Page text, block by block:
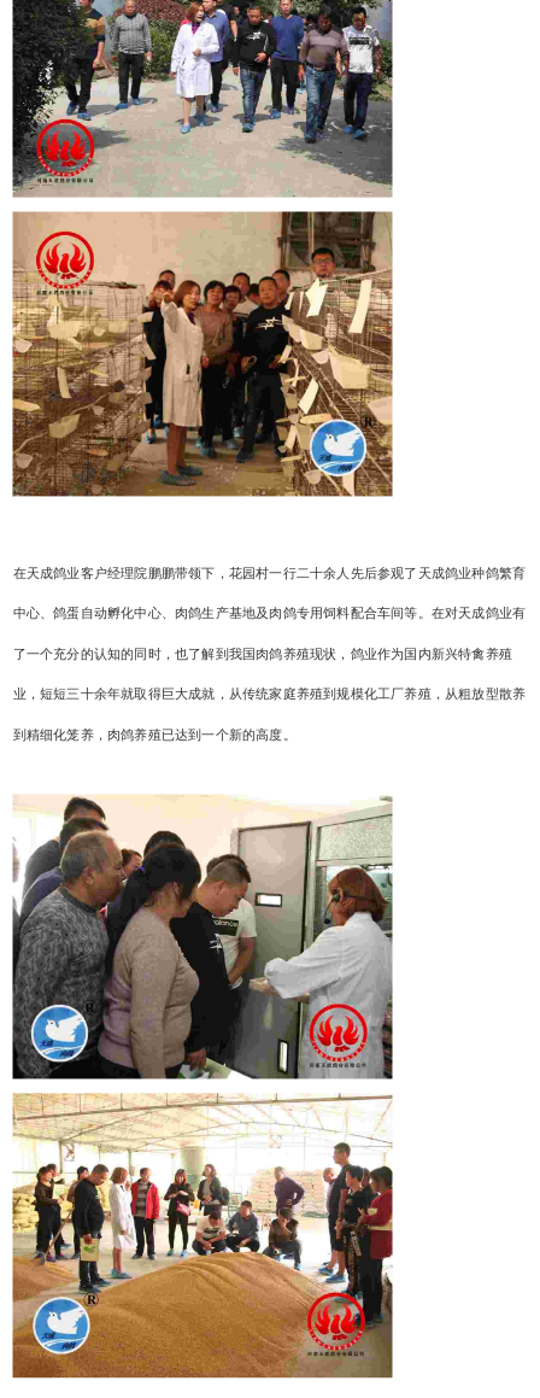
在天成鸽业客户经理院鹏鹏带领下，花园村一行二十余人先后参观了天成鸽业种鸽繁育
中心、鸽蛋自动孵化中心、肉鸽生产基地及肉鸽专用饲料配合车间等。在对天成鸽业有
了一个充分的认知的同时，也了解到我国肉鸽养殖现状，鸽业作为国内新兴特禽养殖
业，短短三十余年就取得巨大成就，从传统家庭养殖到规模化工厂养殖，从粗放型散养
到精细化笼养，肉鸽养殖已达到一个新的高度。